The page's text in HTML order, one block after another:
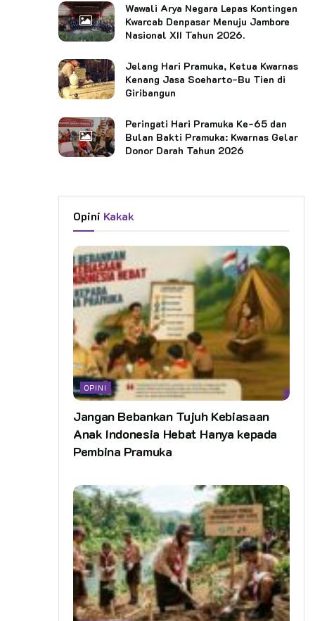
Wawali Arya Negara Lepas Kontingen
Kwarcab Denpasar Menuju Jambore
Nasional XII Tahun 2026.
Jelang Hari Pramuka, Ketua Kwarnas
Kenang Jasa Soeharto-Bu Tien di
Giribangun
Peringati Hari Pramuka Ke-65 dan
Bulan Bakti Pramuka: Kwarnas Gelar
Donor Darah Tahun 2026
Opini Kakak
OPINI
Jangan Bebankan Tujuh Kebiasaan
Anak Indonesia Hebat Hanya kepada
Pembina Pramuka